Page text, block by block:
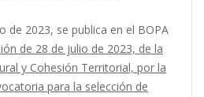
de 2023, se publica en el BOPA
de 28 de julio de 2023, de la
y Cohesión Territorial, por la
para la selección de